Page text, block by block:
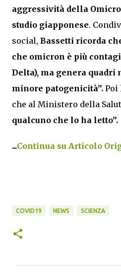
aggressività della
studio giapponese.
social, Bassetti ricorda
che omicron è più
Delta), ma genera quadri
minore patogenicità”. Poi
che al Ministero della
qualcuno che lo ha letto”.
...Continua su Articolo
COVID19 NEWS SCIENZA